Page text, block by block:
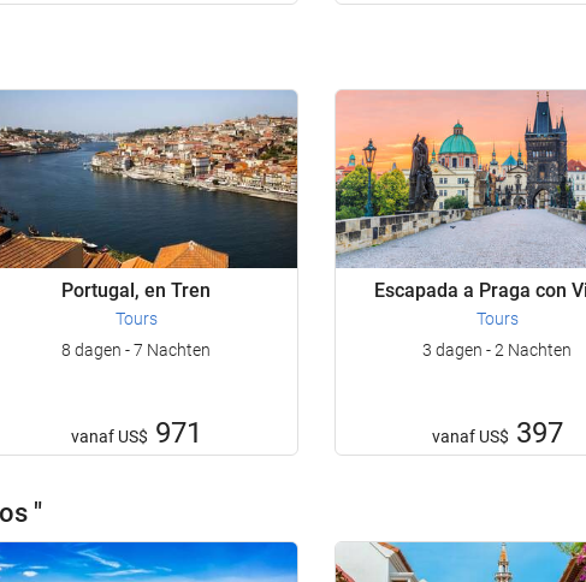
Portugal, en Tren
Tours
8 dagen - 7 Nachten
vanaf US$ 971
Escapada a Praga con
Tours
3 dagen - 2 Nachten
vanaf US$ 397
"